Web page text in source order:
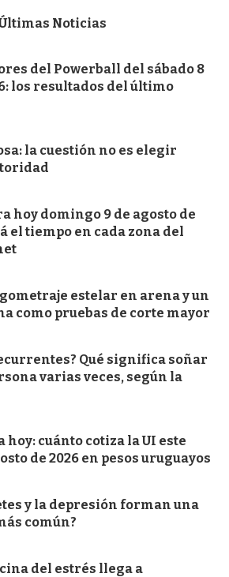
Noticias
del Powerball del sábado 8
los resultados del último
la cuestión no es elegir
hoy domingo 9 de agosto de
el tiempo en cada zona del
estelar en arena y un
como pruebas de corte mayor
Qué significa soñar
varias veces, según la
cuánto cotiza la UI este
de 2026 en pesos uruguayos
y la depresión forman una
común?
del estrés llega a